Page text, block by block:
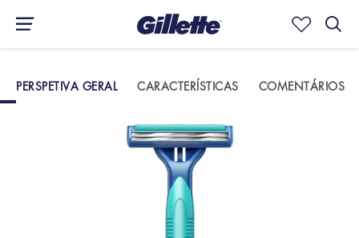
PERSPETIVA GERAL CARACTERÍSTICAS COMENTÁRIOS